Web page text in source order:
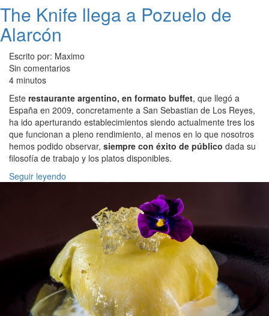
The Knife llega a Pozuelo de
Alarcón
Escrito por: Maximo
Sin comentarios
4 minutos
Este restaurante argentino, en formato buffet, que llegó a
España en 2009, concretamente a San Sebastian de Los Reyes,
ha ido aperturando establecimientos siendo actualmente tres los
que funcionan a pleno rendimiento, al menos en lo que nosotros
hemos podido observar, siempre con éxito de público dada su
filosofía de trabajo y los platos disponibles.
Seguir leyendo